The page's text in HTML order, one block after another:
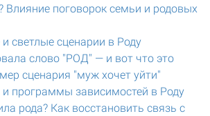
Влияние поговорок семьи и родовых
светлые сценарии в Роду
слово "РОД" — и вот что это
сценария "муж хочет уйти"
программы зависимостей в Роду
рода? Как восстановить связь с